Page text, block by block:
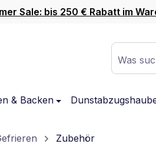
springen
Sale: bis 250 € Rabatt im
Was
& Backen
Zubehör